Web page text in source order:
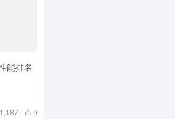
能排名
1,187 0